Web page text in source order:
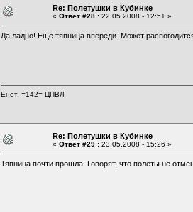
Re: Полетушки в Кубинке
« Ответ #28 : 22.05.2008 - 12:51 »
Да ладно! Еще тяпница впереди. Может
Енот, =142= ЦПВЛ
Re: Полетушки в Кубинке
« Ответ #29 : 23.05.2008 - 15:26 »
Тяпница почти прошла. Говорят, что полеты не